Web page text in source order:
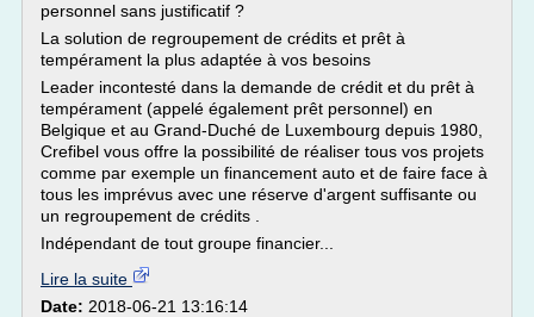
personnel sans justificatif ?
La solution de regroupement de crédits et prêt à
tempérament la plus adaptée à vos besoins
Leader incontesté dans la demande de crédit et du prêt à
tempérament (appelé également prêt personnel) en
Belgique et au Grand-Duché de Luxembourg depuis 1980,
Crefibel vous offre la possibilité de réaliser tous vos projets
comme par exemple un financement auto et de faire face à
tous les imprévus avec une réserve d'argent suffisante ou
un regroupement de crédits .
Indépendant de tout groupe financier...
Lire la suite
Date: 2018-06-21 13:16:14